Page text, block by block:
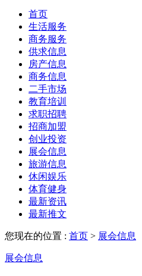
首页
生活服务
商务服务
供求信息
房产信息
商务信息
二手市场
教育培训
求职招聘
招商加盟
创业投资
展会信息
旅游信息
休闲娱乐
体育健身
最新资讯
最新推文
您现在的位置 : 首页 > 展会信息
展会信息